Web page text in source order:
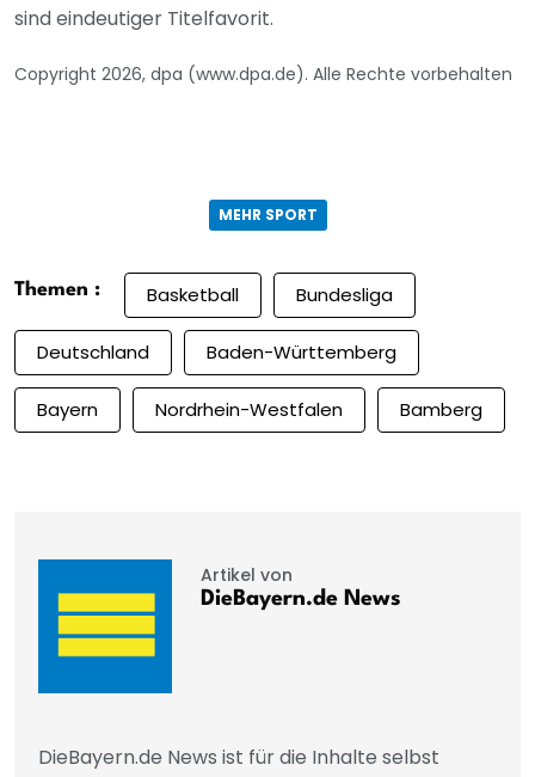
sind eindeutiger Titelfavorit.
Copyright 2026, dpa (www.dpa.de). Alle Rechte vorbehalten
MEHR SPORT
Themen : Basketball Bundesliga
Deutschland Baden-Württemberg
Bayern Nordrhein-Westfalen Bamberg
Artikel von
DieBayern.de News
DieBayern.de News ist für die Inhalte selbst